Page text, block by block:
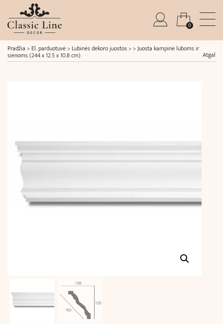
0
Pradžia > El. parduotuvė> Lubinės dekoro juostos> >Juosta kampinė luboms ir
sienoms (244 x 12.5 x 10.8 cm) Atgal